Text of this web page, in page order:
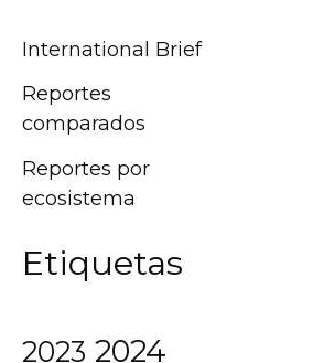
International Brief
Reportes
comparados
Reportes por
ecosistema
Etiquetas
2023 2024